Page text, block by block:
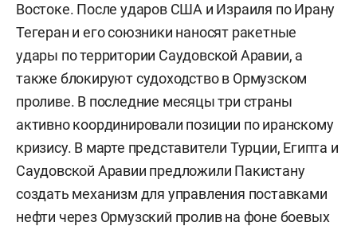
Востоке. После ударов США и Израиля по Ирану
Тегеран и его союзники наносят ракетные
удары по территории Саудовской Аравии, а
также блокируют судоходство в Ормузском
проливе. В последние месяцы три страны
активно координировали позиции по иранскому
кризису. В марте представители Турции, Египта и
Саудовской Аравии предложили Пакистану
создать механизм для управления поставками
нефти через Ормузский пролив на фоне боевых